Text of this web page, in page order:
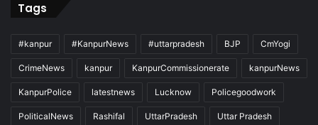
Tags
#kanpur #KanpurNews #uttarpradesh BJP CmYogi
CrimeNews kanpur KanpurCommissionerate kanpurNews
KanpurPolice latestnews Lucknow Policegoodwork
PoliticalNews Rashifal UttarPradesh Uttar Pradesh